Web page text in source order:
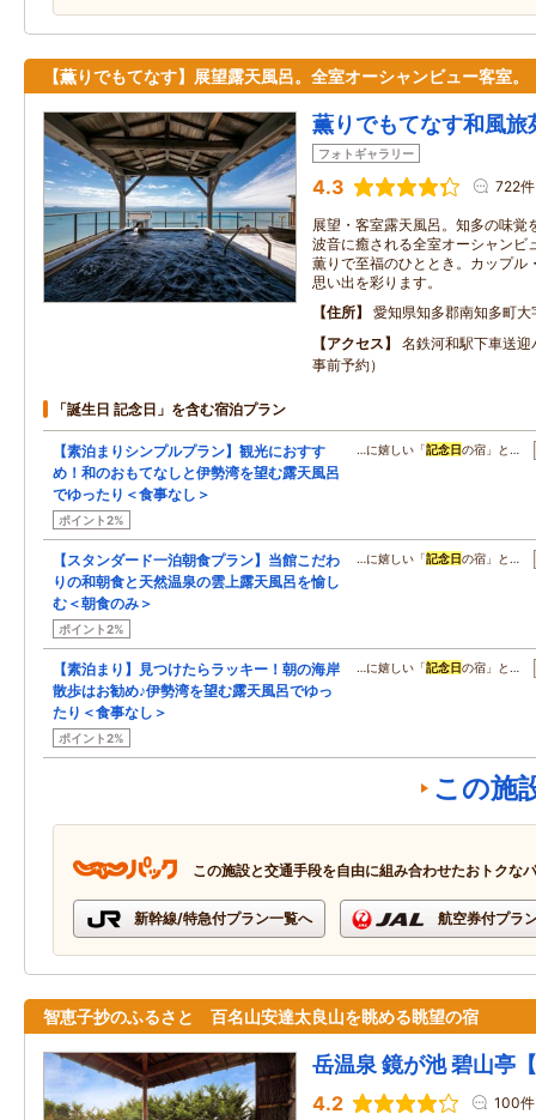
【薫りでもてなす】展望露天風呂。全室オーシャンビュー客室。
薫りでもてなす和風
フォトギャラリー
4.3 722件
展望・客室露天風呂。知多の味覚
波音に癒される全室オーシャンビ
薫りで至福のひととき。カップル
思い出を彩ります。
住所
愛知県知多郡南知多町大
アクセス
名鉄河和駅下車送
事前予約）
「誕生日 記念日」を含む宿泊プラン
【素泊まりシンプルプラン】観光におすす
め！和のおもてなしと伊勢湾を望む露天風呂
でゆったり＜食事なし＞
ポイント2%
…に嬉しい「記念日の宿」と…
【スタンダード一泊朝食プラン】当館こだわ
りの和朝食と天然温泉の雲上露天風呂を愉し
む＜朝食のみ＞
ポイント2%
…に嬉しい「記念日の宿」と…
【素泊まり】見つけたらラッキー！朝の海岸
散歩はお勧め♪伊勢湾を望む露天風呂でゆっ
たり＜食事なし＞
ポイント2%
…に嬉しい「記念日の宿」と…
この施
この施設と交通手段を自由に組み合わせたおトクな
新幹線/特急付プラン一覧へ 航空券付プラ
智恵子抄のふるさと 百名山安達太良山を眺める眺望の宿
岳温泉 鏡が池 碧山亭
4.2 100件